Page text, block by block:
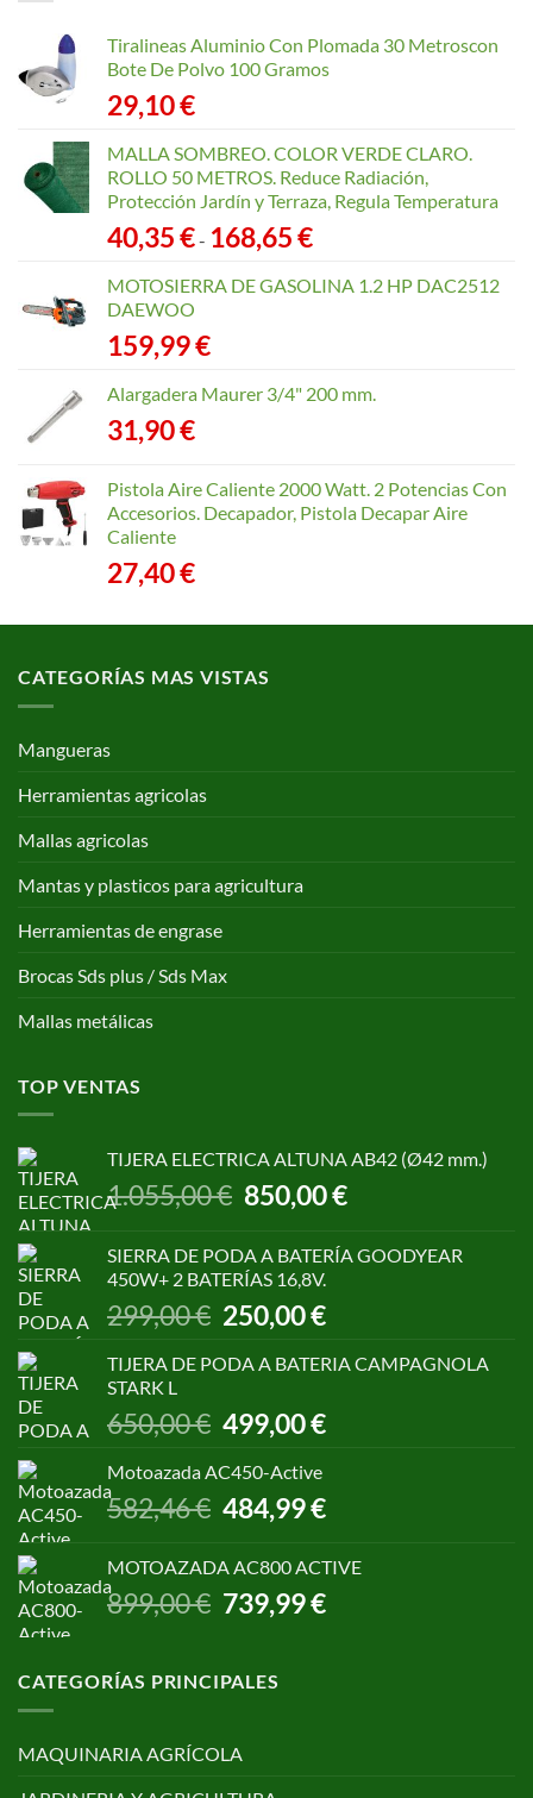
168,65 €
Tiralineas Aluminio Con Plomada 30 Metroscon
Bote De Polvo 100 Gramos
29,10€
MALLA SOMBREO. COLOR VERDE CLARO.
ROLLO 50 METROS. Reduce Radiación,
Protección Jardín y Terraza, Regula Temperatura
40,35€- 168,65€Rango
precios:
MOTOSIERRA DE GASOLINA 1.2 HP DAC2512
DAEWOO
159,99€
Alargadera Maurer 3/4" 200 mm.
31,90€
Pistola Aire Caliente 2000 Watt. 2 Potencias Con
Accesorios. Decapador, Pistola Decapar Aire
Caliente
27,40€
CATEGORÍAS MAS VISTAS
Mangueras
Herramientas agricolas
Mallas agricolas
Mantas y plasticos para agricultura
Herramientas de engrase
Brocas Sds plus / Sds Max
Mallas metálicas
TOP VENTAS
TIJERA ELECTRICA ALTUNA AB42 (Ø42 mm.)
1.055,00€ El
precio
era:
1.055,00 €.
850,00€El
es:
SIERRA DE PODA A BATERÍA GOODYEAR
450W+ 2 BATERÍAS 16,8V.
299,00€ El
precio
original
299,00 €.
250,00€El
actual
250,00 €.
TIJERA DE PODA A BATERIA CAMPAGNOLA
STARK L
650,00€
El
precio
original
650,00 €.
499,00€El
499,00 €.
Motoazada AC450-Active
582,46€
El
precio
era:
582,46 €.
484,99€El
es:
484,99 €.
MOTOAZADA AC800 ACTIVE
899,00€ El
precio
era:
739,99€El
CATEGORÍAS PRINCIPALES
MAQUINARIA AGRÍCOLA